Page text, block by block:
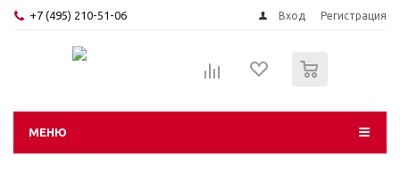
+7 (495) 210-51-06 Вход Регистрация
МЕНЮ